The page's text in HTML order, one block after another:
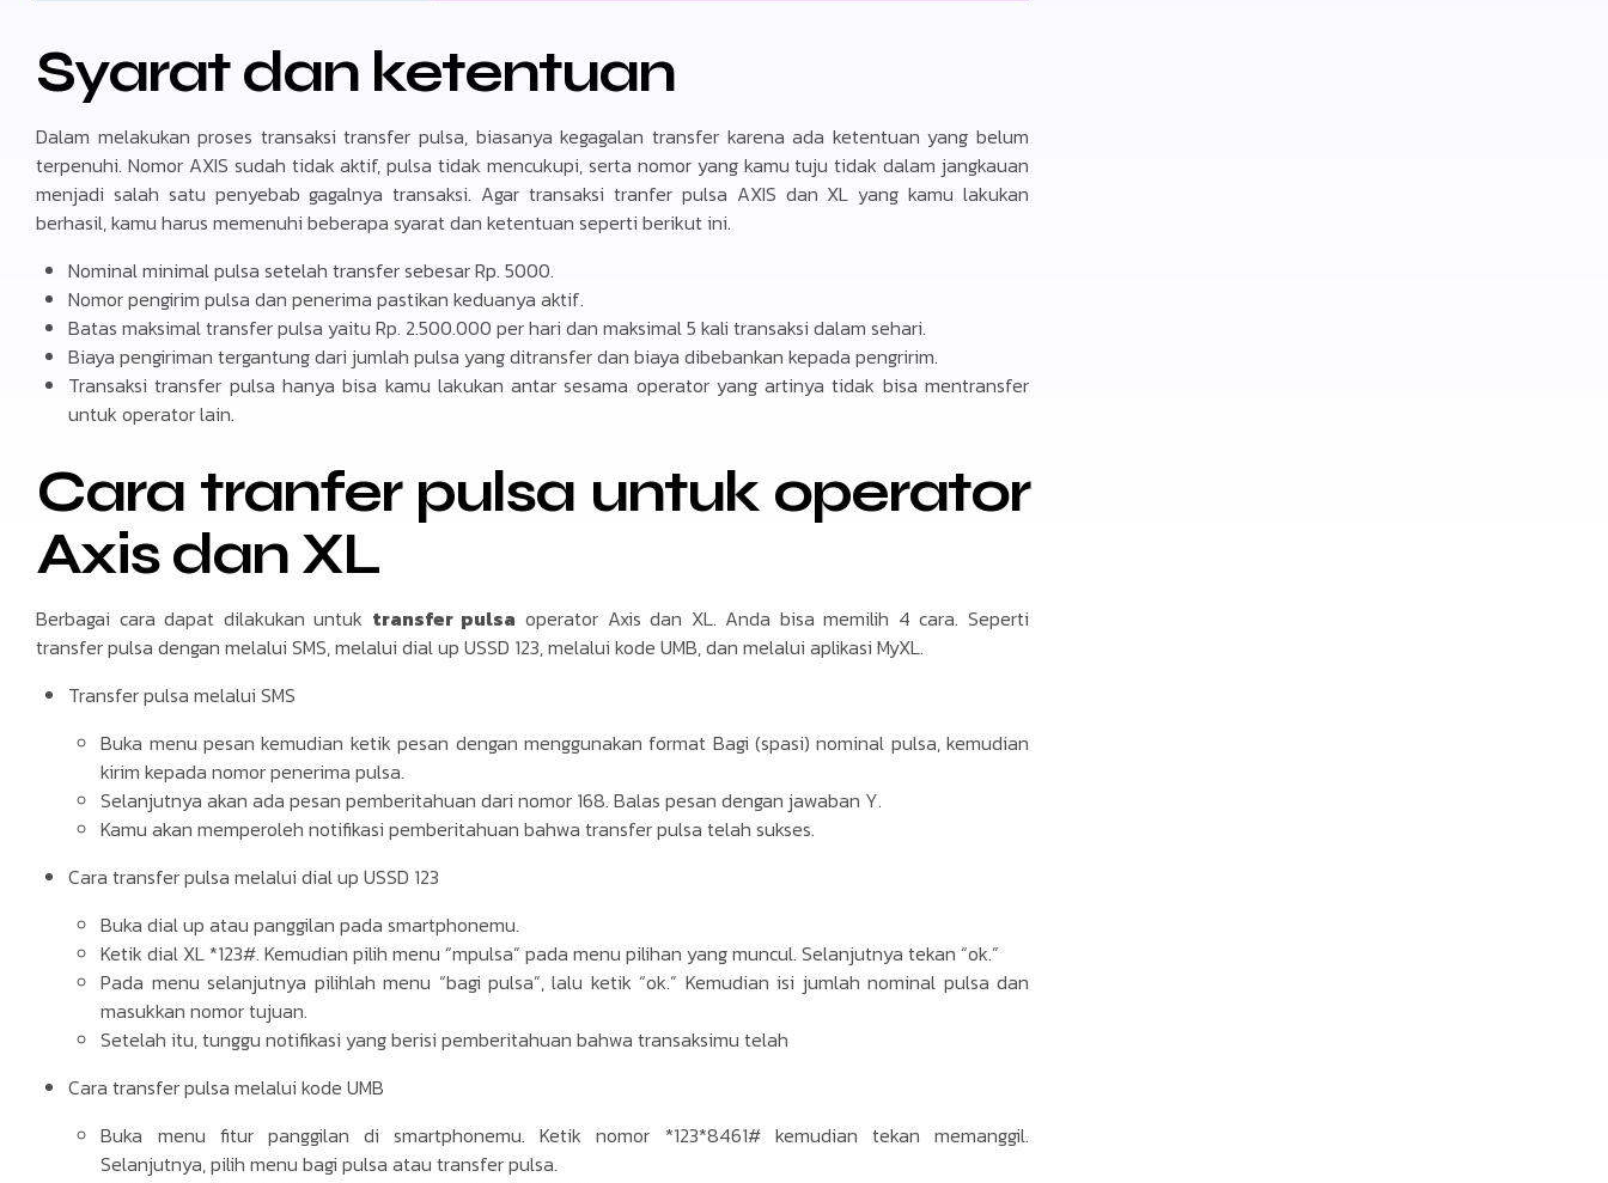
Syarat dan ketentuan
Dalam melakukan proses transaksi transfer pulsa, biasanya kegagalan transfer karena ada ketentuan yang belum
terpenuhi. Nomor AXIS sudah tidak aktif, pulsa tidak mencukupi, serta nomor yang kamu tuju tidak dalam jangkauan
menjadi salah satu penyebab gagalnya transaksi. Agar transaksi tranfer pulsa AXIS dan XL yang kamu lakukan
berhasil, kamu harus memenuhi beberapa syarat dan ketentuan seperti berikut ini.
Nominal minimal pulsa setelah transfer sebesar Rp. 5000.
Nomor pengirim pulsa dan penerima pastikan keduanya aktif.
Batas maksimal transfer pulsa yaitu Rp. 2.500.000 per hari dan maksimal 5 kali transaksi dalam sehari.
Biaya pengiriman tergantung dari jumlah pulsa yang ditransfer dan biaya dibebankan kepada pengririm.
Transaksi transfer pulsa hanya bisa kamu lakukan antar sesama operator yang artinya tidak bisa mentransfer
untuk operator lain.
Cara tranfer pulsa untuk operator
Axis dan XL
Berbagai cara dapat dilakukan untuk transfer pulsa operator Axis dan XL. Anda bisa memilih 4 cara. Seperti
transfer pulsa dengan melalui SMS, melalui dial up USSD 123, melalui kode UMB, dan melalui aplikasi MyXL.
Transfer pulsa melalui SMS
Buka menu pesan kemudian ketik pesan dengan menggunakan format Bagi (spasi) nominal pulsa, kemudian
kirim kepada nomor penerima pulsa.
Selanjutnya akan ada pesan pemberitahuan dari nomor 168. Balas pesan dengan jawaban Y.
Kamu akan memperoleh notifikasi pemberitahuan bahwa transfer pulsa telah sukses.
Cara transfer pulsa melalui dial up USSD 123
Buka dial up atau panggilan pada smartphonemu.
Ketik dial XL *123#. Kemudian pilih menu “mpulsa” pada menu pilihan yang muncul. Selanjutnya tekan “ok.”
Pada menu selanjutnya pilihlah menu “bagi pulsa”, lalu ketik “ok.” Kemudian isi jumlah nominal pulsa dan
masukkan nomor tujuan.
Setelah itu, tunggu notifikasi yang berisi pemberitahuan bahwa transaksimu telah
Cara transfer pulsa melalui kode UMB
Buka menu fitur panggilan di smartphonemu. Ketik nomor *123*8461# kemudian tekan memanggil.
Selanjutnya, pilih menu bagi pulsa atau transfer pulsa.